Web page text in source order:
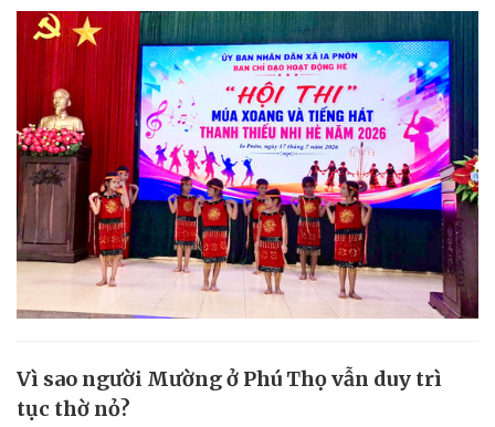
Vì sao người Mường ở Phú Thọ vẫn duy trì
tục thờ nỏ?